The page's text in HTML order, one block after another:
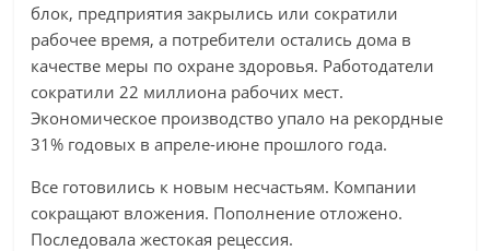
блок, предприятия закрылись или сократили
рабочее время, а потребители остались дома в
качестве меры по охране здоровья. Работодатели
сократили 22 миллиона рабочих мест.
Экономическое производство упало на рекордные
31% годовых в апреле-июне прошлого года.
Все готовились к новым несчастьям. Компании
сокращают вложения. Пополнение отложено.
Последовала жестокая рецессия.